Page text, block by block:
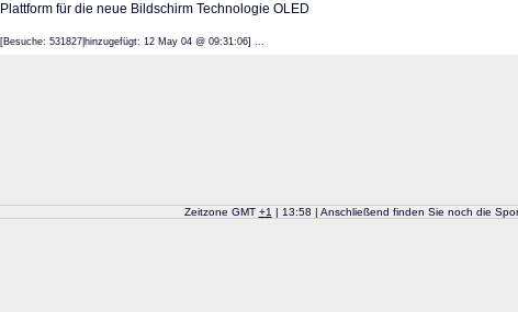
Plattform für die neue Bildschirm Technologie OLED
[Besuche: 531827|hinzugefügt: 12 May 04 @ 09:31:06] ...
Zeitzone GMT +1 | 13:58 | Anschließend finden Sie noch die